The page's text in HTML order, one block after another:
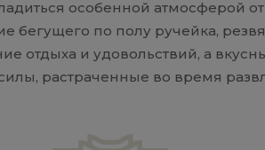
особенной атмосферой
бегущего по полу ручейка,
отдыха и удовольствий, а
растраченные во время